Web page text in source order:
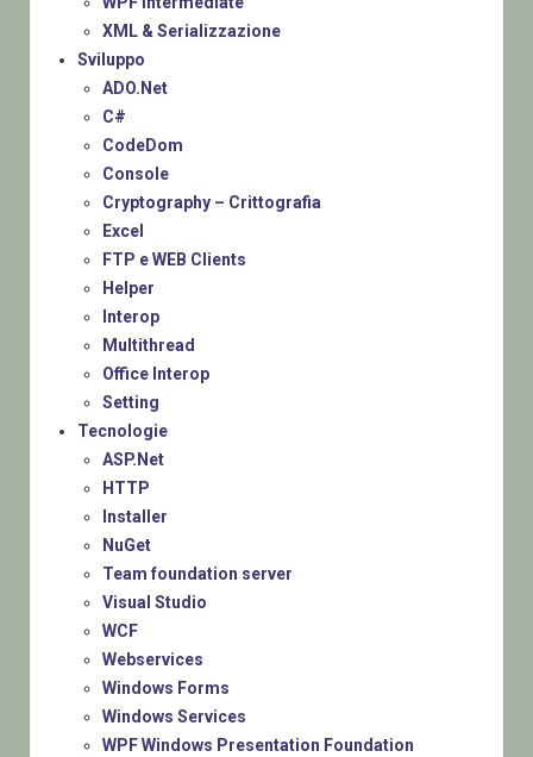
XML & Serializzazione
Sviluppo
ADO.Net
C#
CodeDom
Console
Cryptography – Crittografia
Excel
FTP e WEB Clients
Helper
Interop
Multithread
Office Interop
Setting
Tecnologie
ASP.Net
HTTP
Installer
NuGet
Team foundation server
Visual Studio
WCF
Webservices
Windows Forms
Windows Services
WPF Windows Presentation Foundation